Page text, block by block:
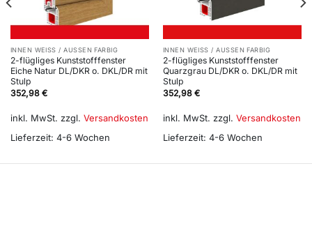
INNEN WEISS / AUSSEN FARBIG
2-flügliges Kunststofffenster
Eiche Natur DL/DKR o. DKL/DR mit
Stulp
352,98 €
inkl. MwSt. zzgl. Versandkosten
Lieferzeit: 4-6 Wochen
INNEN WEISS / AUSSEN FARBIG
2-flügliges Kunststofffenster
Quarzgrau DL/DKR o. DKL/DR mit
Stulp
352,98 €
inkl. MwSt. zzgl. Versandkosten
Lieferzeit: 4-6 Wochen